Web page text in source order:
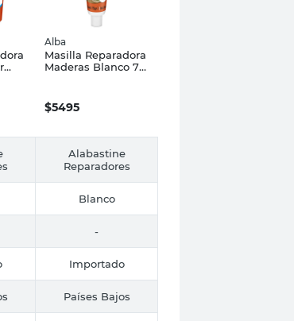
Alba
Masilla Reparadora
Maderas Blanco 75
$5495
Alabastine
Reparadores
Blanco
-
Importado
Países Bajos